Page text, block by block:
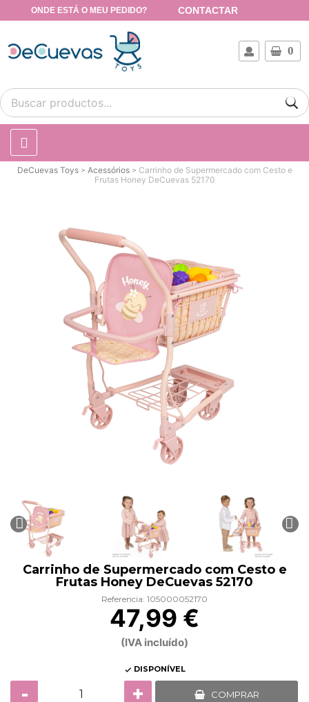
ONDE ESTÁ O MEU PEDIDO? CONTACTAR
0
DeCuevas Toys Acessórios
Carrinho de Supermercado com Cesto e
Frutas Honey DeCuevas 52170
Carrinho de Supermercado com Cesto e
Frutas Honey DeCuevas 52170
Referencia: 105000052170
47,99 €
(IVA incluído)
 DISPONÍVEL
- + COMPRAR